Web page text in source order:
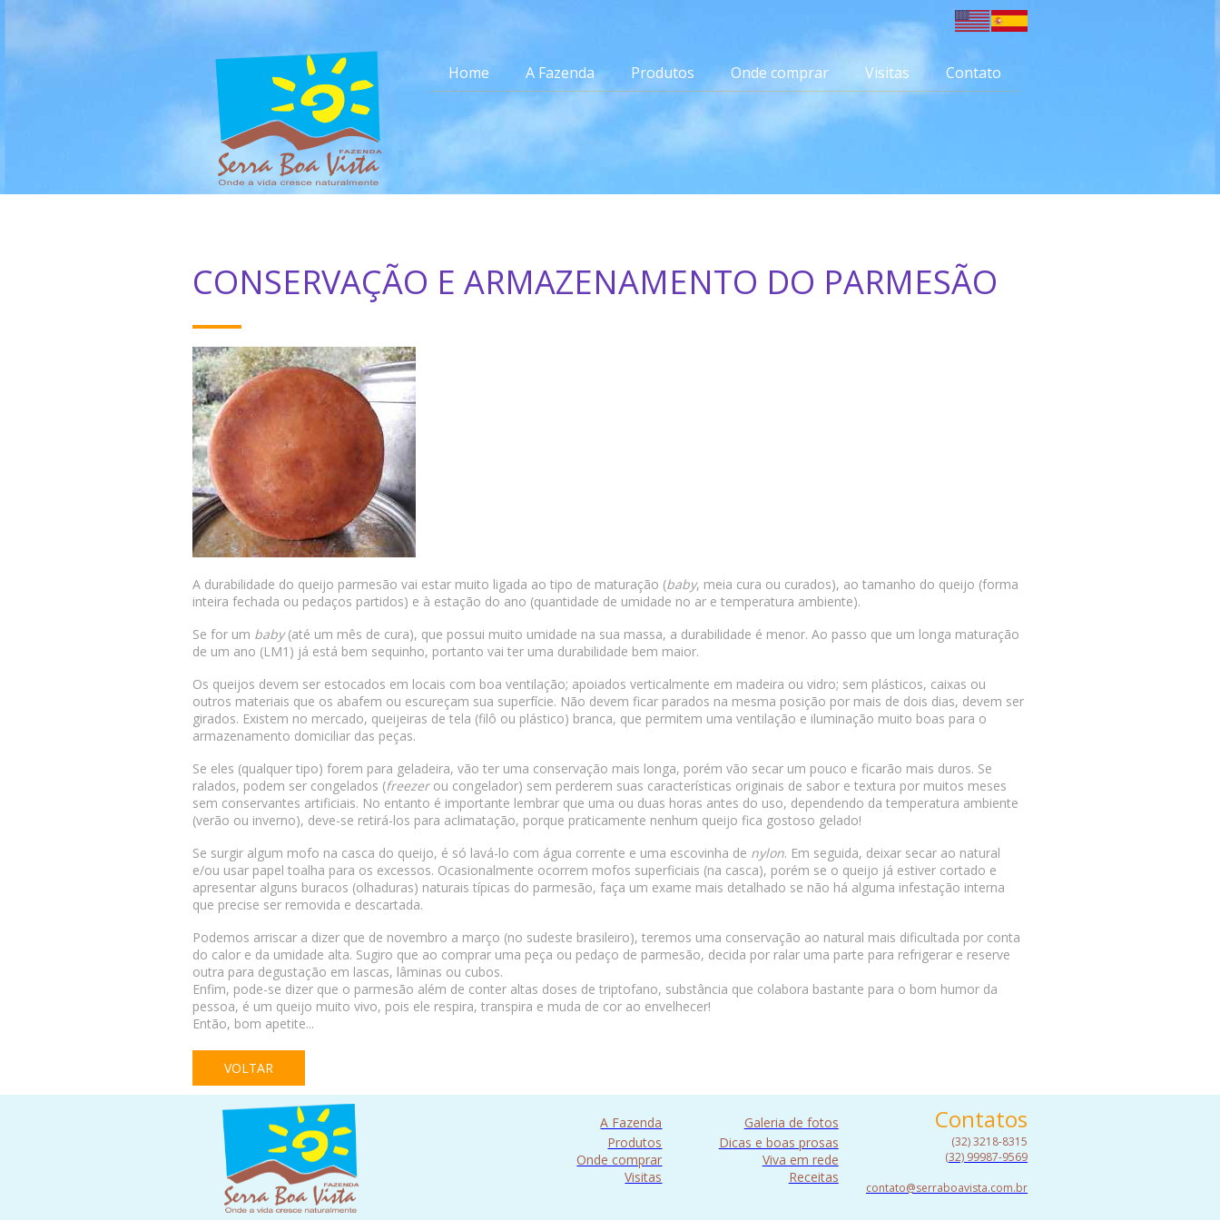
Home A Fazenda Produtos Onde comprar Visitas Contato
CONSERVAÇÃO E ARMAZENAMENTO DO PARMESÃO
A durabilidade do queijo parmesão vai estar muito ligada ao tipo de maturação (baby, meia cura ou curados), ao tamanho do queijo (forma
inteira fechada ou pedaços partidos) e à estação do ano (quantidade de umidade no ar e temperatura ambiente).
Se for um baby(até um mês de cura), que possui muito umidade na sua massa, a durabilidade é menor. Ao passo que um longa maturação
de um ano (LM1) já está bem sequinho, portanto vai ter uma durabilidade bem maior.
Os queijos devem ser estocados em locais com boa ventilação; apoiados verticalmente em madeira ou vidro; sem plásticos, caixas ou
outros materiais que os abafem ou escureçam sua superfície. Não devem ficar parados na mesma posição por mais de dois dias, devem ser
girados. Existem no mercado, queijeiras de tela (filô ou plástico) branca, que permitem uma ventilação e iluminação muito boas para o
armazenamento domiciliar das peças.
Se eles (qualquer tipo) forem para geladeira, vão ter uma conservação mais longa, porém vão secar um pouco e ficarão mais duros. Se
ralados, podem ser congelados (freezer ou congelador) sem perderem suas características originais de sabor e textura por muitos meses
sem conservantes artificiais. No entanto é importante lembrar que uma ou duas horas antes do uso, dependendo da temperatura ambiente
(verão ou inverno), deve-se retirá-los para aclimatação, porque praticamente nenhum queijo fica gostoso gelado!
Se surgir algum mofo na casca do queijo, é só lavá-lo com água corrente e uma escovinha de nylon. Em seguida, deixar secar ao natural
e/ou usar papel toalha para os excessos. Ocasionalmente ocorrem mofos superficiais (na casca), porém se o queijo já estiver cortado e
apresentar alguns buracos (olhaduras) naturais típicas do parmesão, faça um exame mais detalhado se não há alguma infestação interna
que precise ser removida e descartada.
Podemos arriscar a dizer que de novembro a março (no sudeste brasileiro), teremos uma conservação ao natural mais dificultada por conta
do calor e da umidade alta. Sugiro que ao comprar uma peça ou pedaço de parmesão, decida por ralar uma parte para refrigerar e reserve
outra para degustação em lascas, lâminas ou cubos.
Enfim, pode-se dizer que o parmesão além de conter altas doses de triptofano, substância que colabora bastante para o bom humor da
pessoa, é um queijo muito vivo, pois ele respira, transpira e muda de cor ao envelhecer!
Então, bom apetite...
VOLTAR
A Fazenda
Produtos
Onde comprar
Visitas
Galeria de fotos
Dicas e boas prosas
Viva em rede
Receitas
Contatos
(32) 3218-8315
(32) 99987-9569
contato@serraboavista.com.br